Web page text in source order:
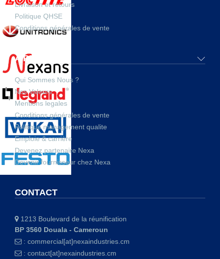
Livraison et retours
Politique QHSE
Conditions générales de vente
A PROPOS
Qui Sommes Nous ?
Nos Valeurs
Mentions legales
Conditions générales de vente
Politique management qualite
Emploie & carrière
Devenez partenaire Nexa
Devenir fournisseur chez Nexa
CONTACT
1213 Boulevard de la réunification
BP 3560 Douala - Cameroun
: commercial[at]nexaindustries.cm
: contact[at]nexaindustries.cm